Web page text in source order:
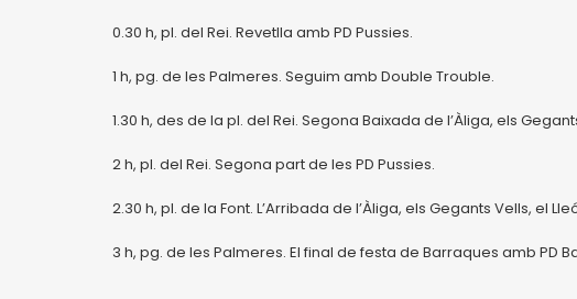
0.30 h, pl. del Rei. Revetlla amb PD Pussies.
1 h, pg. de les Palmeres. Seguim amb Double Trouble.
1.30 h, des de la pl. del Rei. Segona Baixada de l’Àliga, els
2 h, pl. del Rei. Segona part de les PD Pussies.
2.30 h, pl. de la Font. L’Arribada de l’Àliga, els Gegants Vells, el
3 h, pg. de les Palmeres. El final de festa de Barraques amb PD